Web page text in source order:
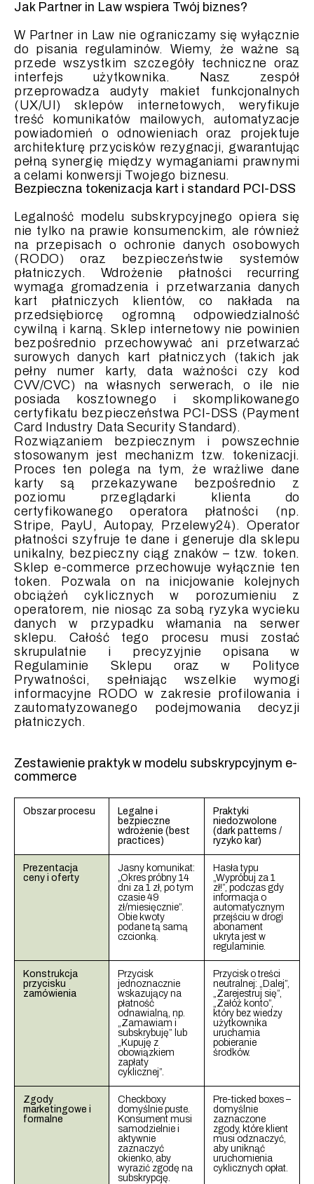
Jak Partner in Law wspiera Twój biznes?
W Partner in Law nie ograniczamy się wyłącznie
do pisania regulaminów. Wiemy, że ważne są
przede wszystkim szczegóły techniczne oraz
interfejs użytkownika. Nasz zespół
przeprowadza audyty makiet funkcjonalnych
(UX/UI) sklepów internetowych, weryfikuje
treść komunikatów mailowych, automatyzacje
powiadomień o odnowieniach oraz projektuje
architekturę przycisków rezygnacji, gwarantując
pełną synergię między wymaganiami prawnymi
a celami konwersji Twojego biznesu.
Bezpieczna tokenizacja kart i standard PCI-DSS
Legalność modelu subskrypcyjnego opiera się
nie tylko na prawie konsumenckim, ale również
na przepisach o ochronie danych osobowych
(RODO) oraz bezpieczeństwie systemów
płatniczych. Wdrożenie płatności recurring
wymaga gromadzenia i przetwarzania danych
kart płatniczych klientów, co nakłada na
przedsiębiorcę ogromną odpowiedzialność
cywilną i karną. Sklep internetowy nie powinien
bezpośrednio przechowywać ani przetwarzać
surowych danych kart płatniczych (takich jak
pełny numer karty, data ważności czy kod
CVV/CVC) na własnych serwerach, o ile nie
posiada kosztownego i skomplikowanego
certyfikatu bezpieczeństwa PCI-DSS (Payment
Card Industry Data Security Standard).
Rozwiązaniem bezpiecznym i powszechnie
stosowanym jest mechanizm tzw. tokenizacji.
Proces ten polega na tym, że wrażliwe dane
karty są przekazywane bezpośrednio z
poziomu przeglądarki klienta do
certyfikowanego operatora płatności (np.
Stripe, PayU, Autopay, Przelewy24). Operator
płatności szyfruje te dane i generuje dla sklepu
unikalny, bezpieczny ciąg znaków – tzw. token.
Sklep e-commerce przechowuje wyłącznie ten
token. Pozwala on na inicjowanie kolejnych
obciążeń cyklicznych w porozumieniu z
operatorem, nie niosąc za sobą ryzyka wycieku
danych w przypadku włamania na serwer
sklepu. Całość tego procesu musi zostać
skrupulatnie i precyzyjnie opisana w
Regulaminie Sklepu oraz w Polityce
Prywatności, spełniając wszelkie wymogi
informacyjne RODO w zakresie profilowania i
zautomatyzowanego podejmowania decyzji
płatniczych.
Zestawienie praktyk w modelu subskrypcyjnym e-
commerce
Obszar procesu
Legalne i
bezpieczne
wdrożenie (best
practices)
Praktyki
niedozwolone
(dark patterns /
ryzyko kar)
Prezentacja
ceny i oferty
Jasny komunikat:
„Okres próbny 14
dni za 1 zł, po tym
czasie 49
zł/miesięcznie”.
Obie kwoty
podane tą samą
czcionką.
Hasła typu
„Wypróbuj za 1
zł!”, podczas gdy
informacja o
automatycznym
przejściu w drogi
abonament
ukryta jest w
regulaminie.
Konstrukcja
przycisku
zamówienia
Przycisk
jednoznacznie
wskazujący na
płatność
odnawialną, np.
„Zamawiam i
subskrybuję” lub
„Kupuję z
obowiązkiem
zapłaty
cyklicznej”.
Przycisk o treści
neutralnej: „Dalej”,
„Zarejestruj się”,
„Załóż konto”,
który bez wiedzy
użytkownika
uruchamia
pobieranie
środków.
Zgody
marketingowe i
formalne
Checkboxy
domyślnie puste.
Konsument musi
samodzielnie i
aktywnie
zaznaczyć
okienko, aby
wyrazić zgodę na
subskrypcję.
Pre-ticked boxes –
domyślnie
zaznaczone
zgody, które klient
musi odznaczyć,
aby uniknąć
uruchomienia
cyklicznych opłat.